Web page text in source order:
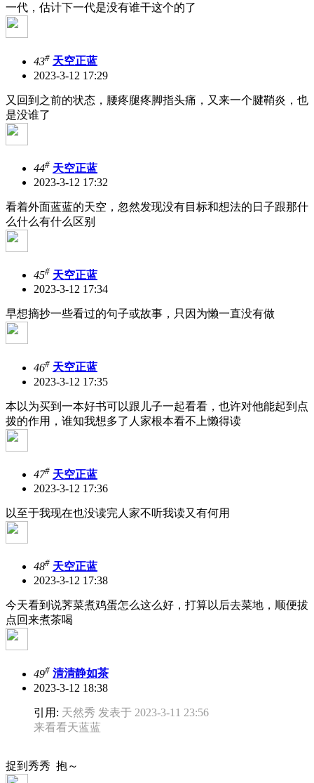
一代，估计下一代是没有谁干这个的了
43# 天空正蓝
2023-3-12 17:29
又回到之前的状态，腰疼腿疼脚指头痛，又来一个腱鞘炎，也
是没谁了
44# 天空正蓝
2023-3-12 17:32
看着外面蓝蓝的天空，忽然发现没有目标和想法的日子跟那什
么什么有什么区别
45# 天空正蓝
2023-3-12 17:34
早想摘抄一些看过的句子或故事，只因为懒一直没有做
46# 天空正蓝
2023-3-12 17:35
本以为买到一本好书可以跟儿子一起看看，也许对他能起到点
拨的作用，谁知我想多了 人家根本看不上懒得读
47# 天空正蓝
2023-3-12 17:36
以至于我现在也没读完人家不听我读又有何用
48# 天空正蓝
2023-3-12 17:38
今天看到说荠菜煮鸡蛋怎么这么好，打算以后去菜地，顺便拔
点回来煮茶喝
49# 清清静如茶
2023-3-12 18:38
引用: 天然秀 发表于 2023-3-11 23:56
来看看天蓝蓝
捉到秀秀 抱～